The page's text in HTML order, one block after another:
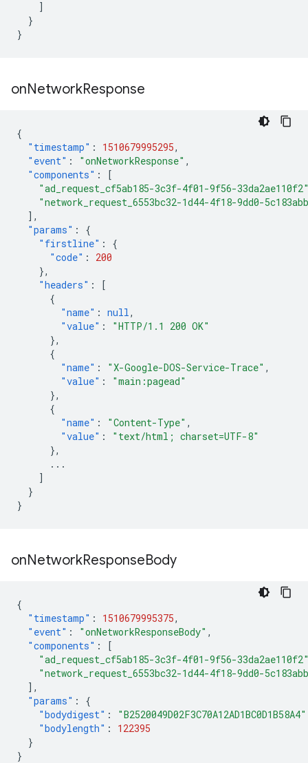
]
}
}
onNetworkResponse
{
"timestamp" : 1510679995295,
"event" : "onNetworkResponse" ,
"components" :
[
"ad_request_cf5ab185-3c3f-4f01-9f56-
"network_request_6553bc32-1d44-4f18-9dd0-
],
"params" :
{
"firstline" :
{
"code" :
200
},
"headers" :
[
{
"name" : null,
"value" :
"HTTP/1.1 200 OK"
},
{
"name" : "X-Google-DOS-Service-Trace" ,
"value" :
"main:pagead"
},
{
"name" : "Content-Type" ,
"value" :
"text/html; charset=UTF-8"
},
...
]
}
}
onNetworkResponseBody
{
"timestamp" : 1510679995375,
"event" : "onNetworkResponseBody" ,
"components" :
[
"ad_request_cf5ab185-3c3f-4f01-9f56-
"network_request_6553bc32-1d44-4f18-9dd0-
],
"params" :
{
"bodydigest" : "B2520049D02F3C70A12AD1BC0D1B58A4"
"bodylength" :
122395
}
}